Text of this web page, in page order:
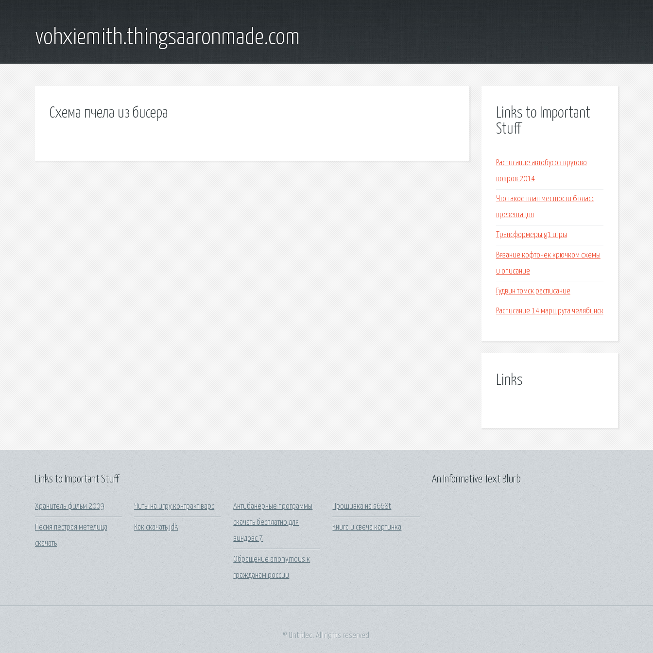
vohxiemith.thingsaaronmade.com
Схема пчела из бисера
Links to Important
Stuff
Расписание автобусов крутово
ковров 2014
Что такое план местности 6 класс
презентация
Трансформеры g1 игры
Вязание кофточек крючком схемы
и описание
Гудвин томск расписание
Расписание 14 маршрута челябинск
Links
Links to Important Stuff
Хранитель фильм 2009
Песня пестрая метелица
скачать
Читы на игру контракт варс
Как скачать jdk
Антибанерные программы
скачать бесплатно для
виндовс 7
Обращение anonymous к
гражданам россии
Прошивка на s668t
Книга и свеча картинка
An Informative Text Blurb
© Untitled. All rights reserved.